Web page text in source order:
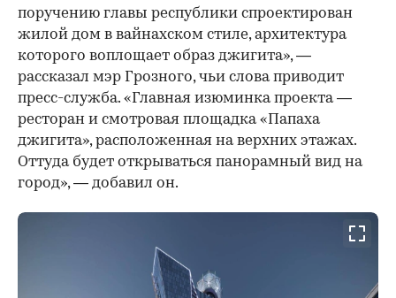
00:00 / 00:00
поручению главы республики спроектирован
жилой дом в вайнахском стиле, архитектура
которого воплощает образ джигита», —
рассказал мэр Грозного, чьи слова приводит
пресс-служба. «Главная изюминка проекта —
ресторан и смотровая площадка «Папаха
джигита», расположенная на верхних этажах.
Оттуда будет открываться панорамный вид на
город», — добавил он.